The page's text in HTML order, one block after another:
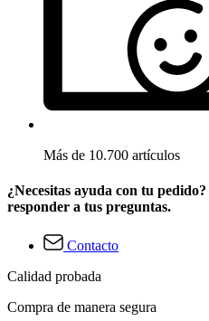
Más de 10.700 artículos
¿Necesitas ayuda con tu
responder a tus preguntas.
Contacto
Calidad probada
Compra de manera segura